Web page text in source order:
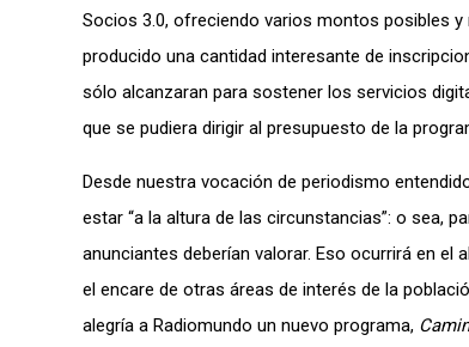
Socios 3.0, ofreciendo varios montos posibles
producido una cantidad interesante de
sólo alcanzaran para sostener los servicios
que se pudiera dirigir al presupuesto de la
Desde nuestra vocación de periodismo
estar “a la altura de las circunstancias”: o sea,
anunciantes deberían valorar. Eso ocurrirá en el
el encare de otras áreas de interés de la
alegría a Radiomundo un nuevo programa,